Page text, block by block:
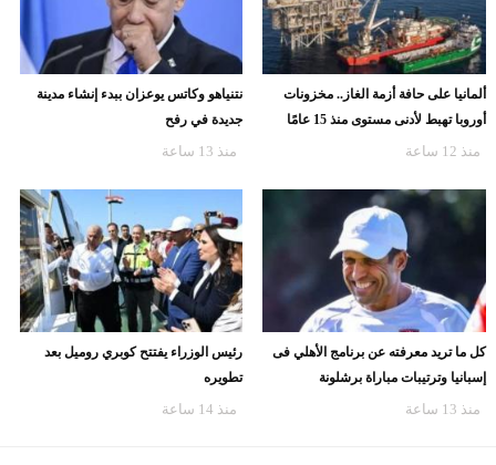
ألمانيا على حافة أزمة الغاز.. مخزونات
أوروبا تهبط لأدنى مستوى منذ 15 عامًا
منذ 12 ساعة
نتنياهو وكاتس يوعزان ببدء إنشاء مدينة
جديدة في رفح
منذ 13 ساعة
كل ما تريد معرفته عن برنامج الأهلي فى
إسبانيا وترتيبات مباراة برشلونة
منذ 13 ساعة
رئيس الوزراء يفتتح كوبري روميل بعد
تطويره
منذ 14 ساعة